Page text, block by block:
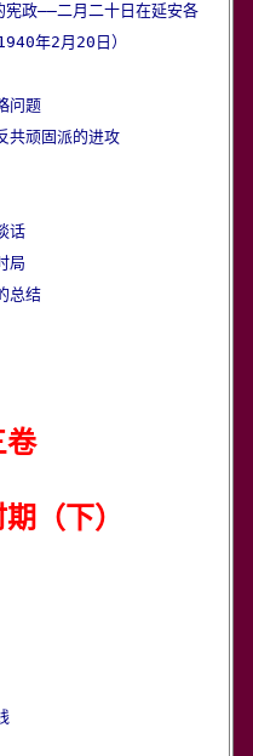
政——二月二十日在延安各
年2月20日）
问题
共顽固派的进攻
话
局
总结
卷
（下）